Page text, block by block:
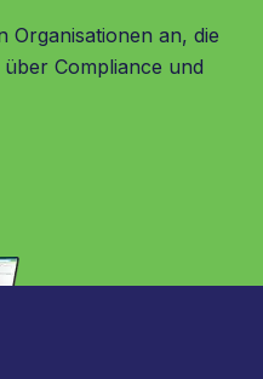
Organisationen an, die
Compliance und